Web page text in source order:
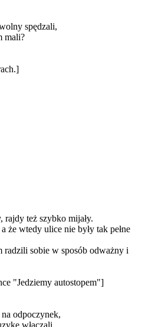
spędzali,
mali?
rajdy też szybko mijały.
że wtedy ulice nie były tak pełne
radzili sobie w sposób odważny i
"Jedziemy autostopem"]
odpoczynek,
włączali